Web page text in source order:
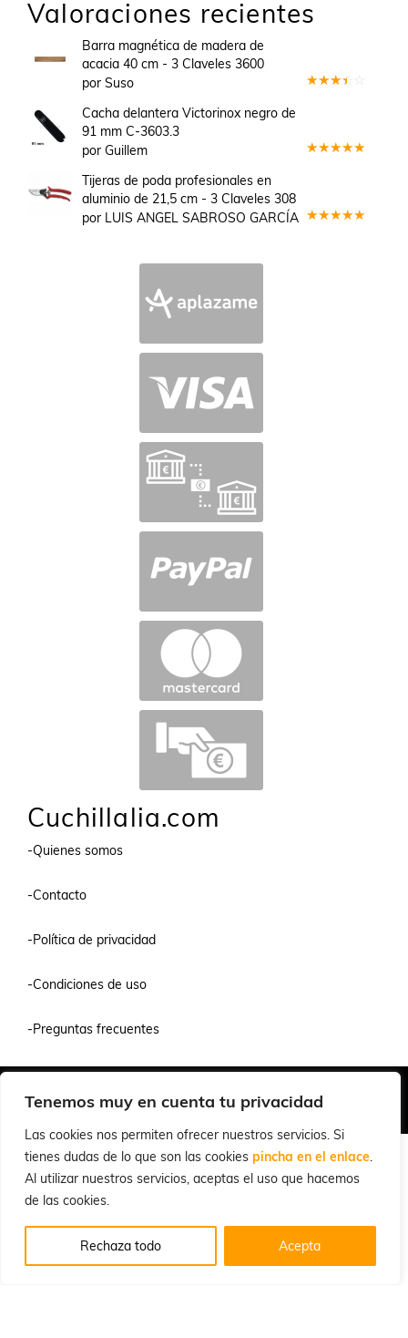
Tenemos muy en cuenta tu privacidad
Las cookies nos permiten ofrecer nuestros servicios. Si
tienes dudas de lo que son las cookies pincha en el enlace.
Al utilizar nuestros servicios, aceptas el uso que hacemos
de las cookies.
Rechaza todo Acepta
Valoraciones recientes
Barra magnética de madera de
acacia 40 cm - 3 Claveles 3600
por Suso
Cacha delantera Victorinox negro de
91 mm C-3603.3
por Guillem
Tijeras de poda profesionales en
aluminio de 21,5 cm - 3 Claveles 308
por LUIS ANGEL SABROSO GARCÍA
Cuchillalia.com
-Quienes somos
-Contacto
-Política de privacidad
-Condiciones de uso
-Preguntas frecuentes
© 2026 Cuchillalia.com